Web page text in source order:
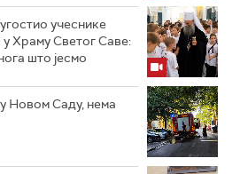
учеснике
у Храму Светог Саве:
што јесмо
Новом Саду, нема